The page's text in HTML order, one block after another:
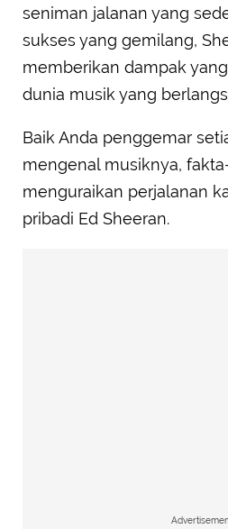
seniman jalanan yang
sukses yang gemilang,
memberikan dampak
dunia musik yang
Baik Anda penggemar
mengenal musiknya,
menguraikan perjalanan
pribadi Ed Sheeran.